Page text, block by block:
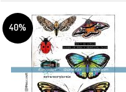
40%